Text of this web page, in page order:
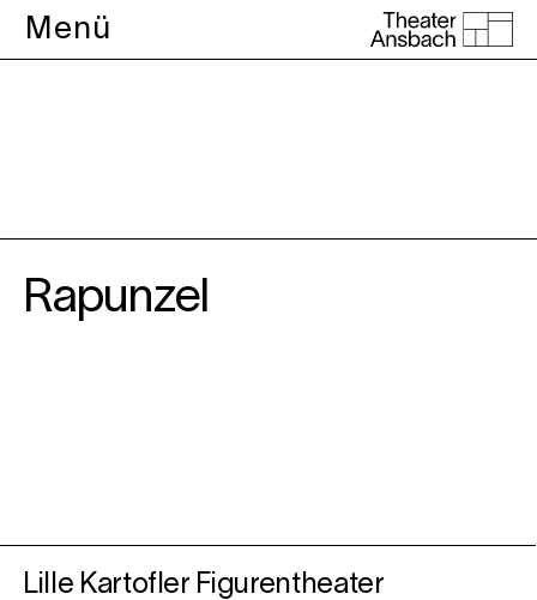
Menü
Rapunzel
Lille Kartofler Figurentheater